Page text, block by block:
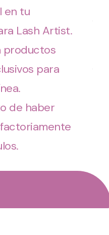
en tu
Lash Artist.
productos
para
de haber